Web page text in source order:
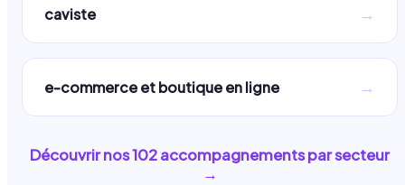
caviste →
e-commerce et boutique en ligne →
Découvrir nos102accompagnements par secteur
→